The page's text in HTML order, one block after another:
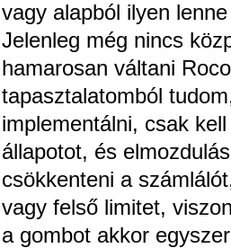
vagy alapból ilyen
Jelenleg még nincs
hamarosan váltani
tapasztalatomból
implementálni, csak
állapotot, és
csökkenteni a
vagy felső limitet,
a gombot akkor